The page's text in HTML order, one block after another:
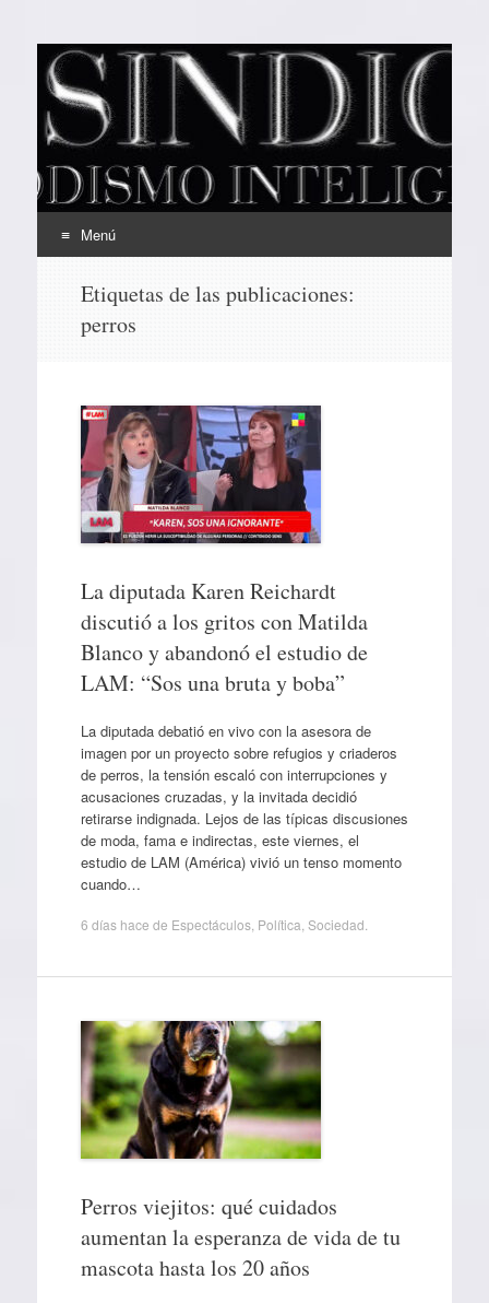
EL SINDICAL
Periodismo Inteligente
Menú
contenido
Etiquetas de las publicaciones:
perros
La diputada Karen Reichardt
discutió a los gritos con Matilda
Blanco y abandonó el estudio de
LAM: “Sos una bruta y boba”
La diputada debatió en vivo con la asesora de
imagen por un proyecto sobre refugios y criaderos
de perros, la tensión escaló con interrupciones y
acusaciones cruzadas, y la invitada decidió
retirarse indignada. Lejos de las típicas discusiones
de moda, fama e indirectas, este viernes, el
estudio de LAM (América) vivió un tenso momento
cuando…
6 días hace de Espectáculos, Política Sociedad
Perros viejitos: qué cuidados
aumentan la esperanza de vida de tu
mascota hasta los 20 años